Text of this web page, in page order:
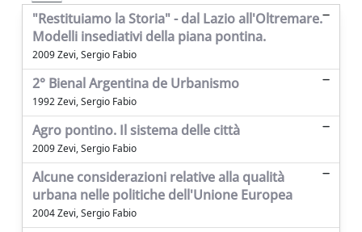
"Restituiamo la Storia" - dal Lazio all'Oltremare.
Modelli insediativi della piana pontina.
2009 Zevi, Sergio Fabio
2° Bienal Argentina de Urbanismo
1992 Zevi, Sergio Fabio
Agro pontino. Il sistema delle città
2009 Zevi, Sergio Fabio
Alcune considerazioni relative alla qualità
urbana nelle politiche dell'Unione Europea
2004 Zevi, Sergio Fabio